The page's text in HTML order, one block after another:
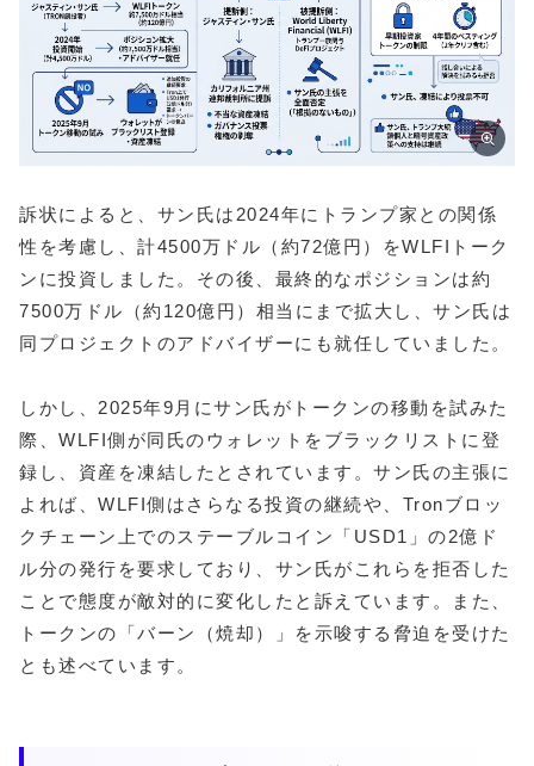
訴状によると、サン氏は2024年にトランプ家との関係
性を考慮し、計4500万ドル（約72億円）をWLFIトーク
ンに投資しました。その後、最終的なポジションは約
7500万ドル（約120億円）相当にまで拡大し、サン氏は
同プロジェクトのアドバイザーにも就任していました。
しかし、2025年9月にサン氏がトークンの移動を試みた
際、WLFI側が同氏のウォレットをブラックリストに登
録し、資産を凍結したとされています。サン氏の主張に
よれば、WLFI側はさらなる投資の継続や、Tronブロッ
クチェーン上でのステーブルコイン「USD1」の2億ド
ル分の発行を要求しており、サン氏がこれらを拒否した
ことで態度が敵対的に変化したと訴えています。また、
トークンの「バーン（焼却）」を示唆する脅迫を受けた
とも述べています。